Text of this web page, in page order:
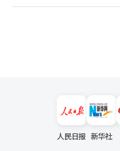
人民日报 新华社